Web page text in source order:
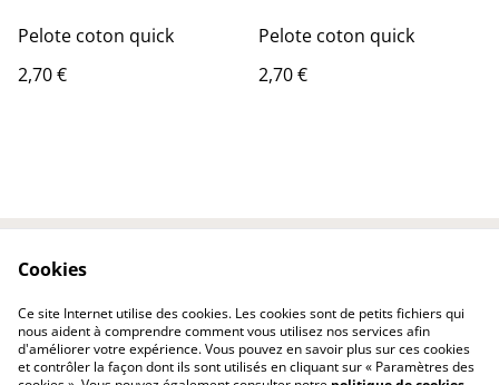
Pelote coton quick
2,70 €
Pelote coton quick
2,70 €
Politique de
confidentialité
Politique de cookies
Cookies
Ce site Internet utilise des cookies. Les cookies sont de petits fichiers qui
nous aident à comprendre comment vous utilisez nos services afin
d'améliorer votre expérience. Vous pouvez en savoir plus sur ces cookies
et contrôler la façon dont ils sont utilisés en cliquant sur « Paramètres des